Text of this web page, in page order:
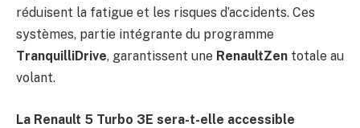
réduisent la fatigue et les risques d’accidents. Ces
systèmes, partie intégrante du programme
TranquilliDrive, garantissent une RenaultZen totale au
volant.
La Renault 5 Turbo 3E sera-t-elle accessible